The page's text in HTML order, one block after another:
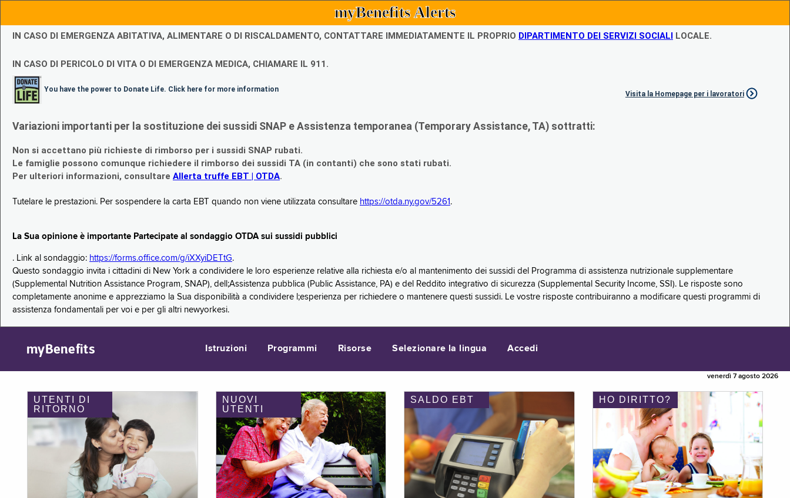
myBenefits Alerts
IN CASO DI EMERGENZA ABITATIVA, ALIMENTARE O DI RISCALDAMENTO, CONTATTARE IMMEDIATAMENTE IL PROPRIO DIPARTIMENTO DEI SERVIZI SOCIALI LOCALE.
IN CASO DI PERICOLO DI VITA O DI EMERGENZA MEDICA, CHIAMARE IL 911.
You have the power to Donate Life. Click here for more information
Visita la Homepage per i lavoratori
Variazioni importanti per la sostituzione dei sussidi SNAP e Assistenza temporanea (Temporary Assistance, TA) sottratti:
Non si accettano più richieste di rimborso per i sussidi SNAP rubati.
Le famiglie possono comunque richiedere il rimborso dei sussidi TA (in contanti) che sono stati rubati.
Per ulteriori informazioni, consultare Allerta truffe EBT | OTDA.
Tutelare le prestazioni. Per sospendere la carta EBT quando non viene utilizzata consultare https://otda.ny.gov/5261 .
La Sua opinione è importante Partecipate al sondaggio OTDA sui sussidi pubblici
. Link al sondaggio: https://forms.office.com/g/iXXyiDETtG.
Questo sondaggio invita i cittadini di New York a condividere le loro esperienze relative alla richiesta e/o al mantenimento dei sussidi del Programma di assistenza nutrizionale supplementare
(Supplemental Nutrition Assistance Program, SNAP), dell;Assistenza pubblica (Public Assistance, PA) e del Reddito integrativo di sicurezza (Supplemental Security Income, SSI). Le risposte sono
completamente anonime e apprezziamo la Sua disponibilità a condividere l;esperienza per richiedere o mantenere questi sussidi. Le vostre risposte contribuiranno a modificare questi programmi di
assistenza fondamentali per voi e per gli altri newyorkesi.
myBenefits Istruzioni Programmi Risorse Selezionare la lingua Accedi
venerdì 7 agosto 2026
UTENTI DI
RITORNO
NUOVI
UTENTI
SALDO EBT HO DIRITTO?